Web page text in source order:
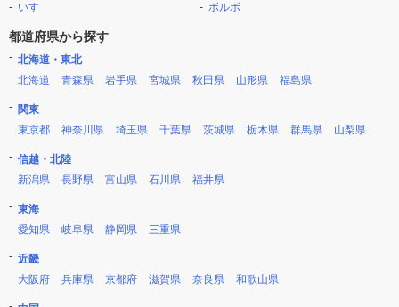
いすゞ
ボルボ
都道府県から探す
北海道・東北
北海道
青森県 岩手県 宮城県 秋田県 山形県 福島県
関東
東京都
神奈川県 埼玉県 千葉県 茨城県 栃木県 群馬県 山梨県
信越・北陸
新潟県
長野県 富山県 石川県 福井県
東海
愛知県
岐阜県 静岡県 三重県
近畿
大阪府
兵庫県 京都府 滋賀県 奈良県 和歌山県